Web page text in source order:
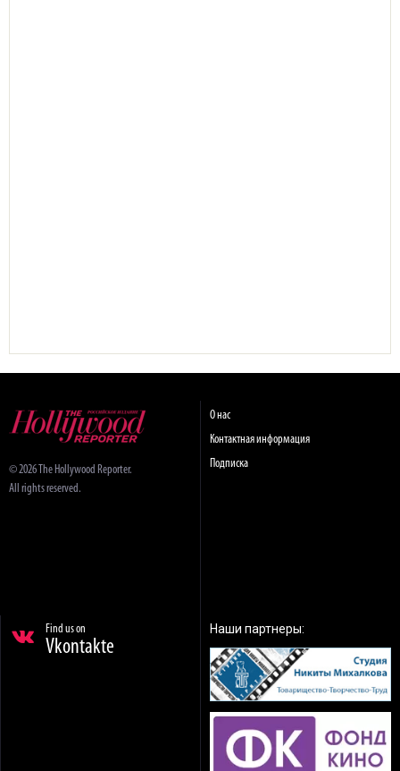
© 2026 The Hollywood Reporter.
All rights reserved.
О нас
Контактная информация
Подписка
Find us on
Vkontakte
Наши партнеры: